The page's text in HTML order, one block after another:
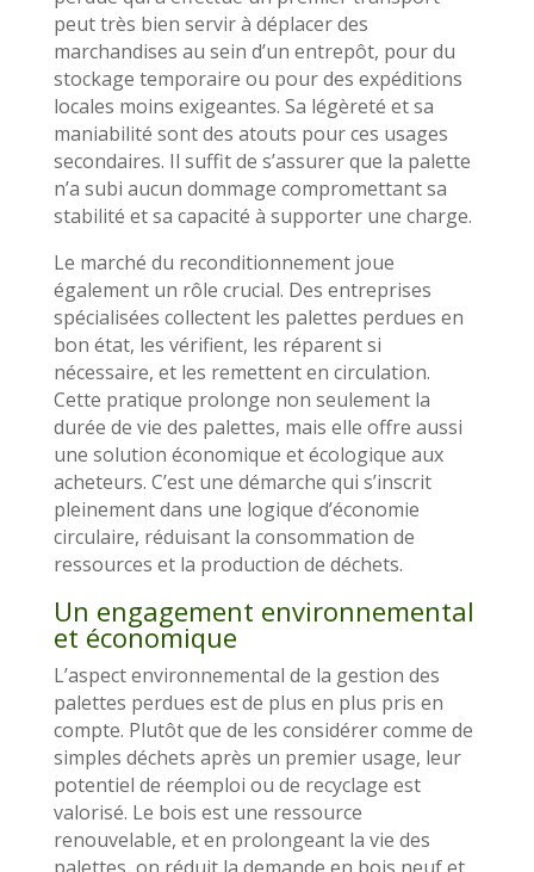
peut très bien servir à déplacer des
marchandises au sein d’un entrepôt, pour du
stockage temporaire ou pour des expéditions
locales moins exigeantes. Sa légèreté et sa
maniabilité sont des atouts pour ces usages
secondaires. Il suffit de s’assurer que la palette
n’a subi aucun dommage compromettant sa
stabilité et sa capacité à supporter une charge.
Le marché du reconditionnement joue
également un rôle crucial. Des entreprises
spécialisées collectent les palettes perdues en
bon état, les vérifient, les réparent si
nécessaire, et les remettent en circulation.
Cette pratique prolonge non seulement la
durée de vie des palettes, mais elle offre aussi
une solution économique et écologique aux
acheteurs. C’est une démarche qui s’inscrit
pleinement dans une logique d’économie
circulaire, réduisant la consommation de
ressources et la production de déchets.
Un engagement environnemental
et économique
L’aspect environnemental de la gestion des
palettes perdues est de plus en plus pris en
compte. Plutôt que de les considérer comme de
simples déchets après un premier usage, leur
potentiel de réemploi ou de recyclage est
valorisé. Le bois est une ressource
renouvelable, et en prolongeant la vie des